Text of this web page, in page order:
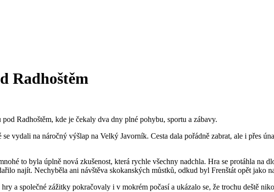
Radhoštěm
Radhoštěm, kde je čekaly dva dny plné pohybu, sportu a zábavy.
vydali na náročný výšlap na Velký Javorník. Cesta dala pořádně zabrat, ale i přes
to byla úplně nová zkušenost, která rychle všechny nadchla. Hra se protáhla na
najít. Nechyběla ani návštěva skokanských můstků, odkud byl Frenštát opět jako
a společné zážitky pokračovaly i v mokrém počasí a ukázalo se, že trochu deště